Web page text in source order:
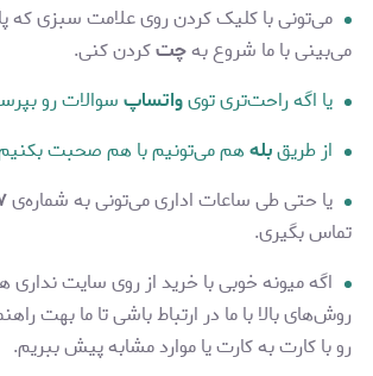
می‌تونی با کلیک کردن روی علامت سبزی
می‌بینی با ما شروع بهچتکردن کنی.
یا اگه راحت‌تری تویواتساپسوالات رو
از طریقبلههم می‌تونیم با هم صحبت
یا حتی طی ساعات اداری می‌تونی به شماره‌ی
تماس بگیری.
اگه میونه خوبی با خرید از روی سایت نداری
روش‌های بالا با ما در ارتباط باشی تا ما بهت
رو با کارت به کارت یا موارد مشابه پیش ببریم.